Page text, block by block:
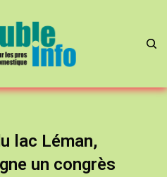
lac Léman,
un congrès